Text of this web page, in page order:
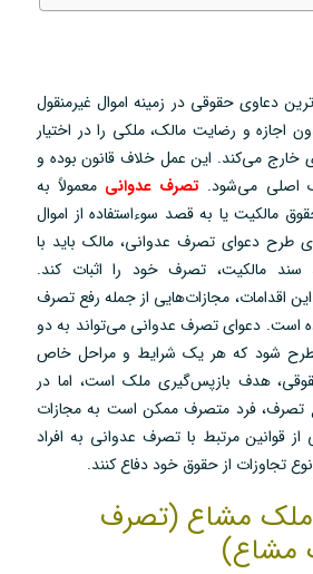
دعاوی حقوقی در زمینه اموال غیرمنقول
و رضایت مالک، ملکی را در اختیار
خارج می‌کند. این عمل خلاف قانون بوده و
اصلی می‌شود. تصرف عدوانی معمولاً به
مالکیت یا به قصد سوءاستفاده از اموال
طرح دعوای تصرف عدوانی، مالک باید با
سند مالکیت، تصرف خود را اثبات کند.
اقدامات، مجازات‌هایی از جمله رفع تصرف
است. دعوای تصرف عدوانی می‌تواند به دو
شود که هر یک شرایط و مراحل خاص
هدف بازپس‌گیری ملک است، اما در
تصرف، فرد متصرف ممکن است به مجازات
قوانین مرتبط با تصرف عدوانی به افراد
تجاوزات از حقوق خود دفاع کنند.
مشاع (تصرف
مشاع)